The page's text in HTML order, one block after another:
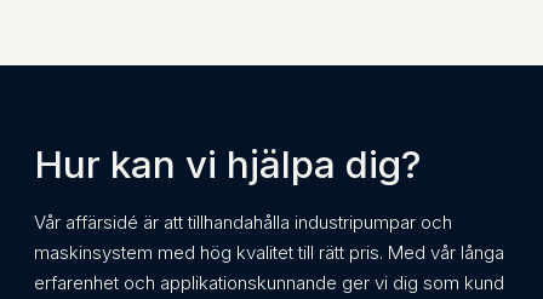
Hur kan vi hjälpa dig?
Vår affärsidé är att tillhandahålla industripumpar och
maskinsystem med hög kvalitet till rätt pris. Med vår långa
erfarenhet och applikationskunnande ger vi dig som kund